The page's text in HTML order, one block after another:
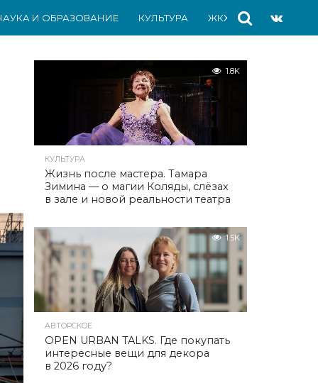
И ОБРАЗОВАНИЕ КУЛЬТУРА ЖКХ СПОРТ
1.8K
КУЛЬТУРА
Жизнь после мастера. Тамара
Зимина — о магии Коляды, слёзах
в зале и новой реальности театра
1.5K
АВТОРСКОЕ
OPEN URBAN TALKS. Где покупать
интересные вещи для декора
в 2026 году?